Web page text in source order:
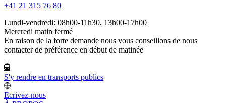
+41 21 315 76 80
Lundi-vendredi: 08h00-11h30, 13h00-17h00
Mercredi matin fermé
En raison de la forte demande nous vous conseillons de nous
contacter de préférence en début de matinée
S'y rendre en transports publics
Ecrivez-nous